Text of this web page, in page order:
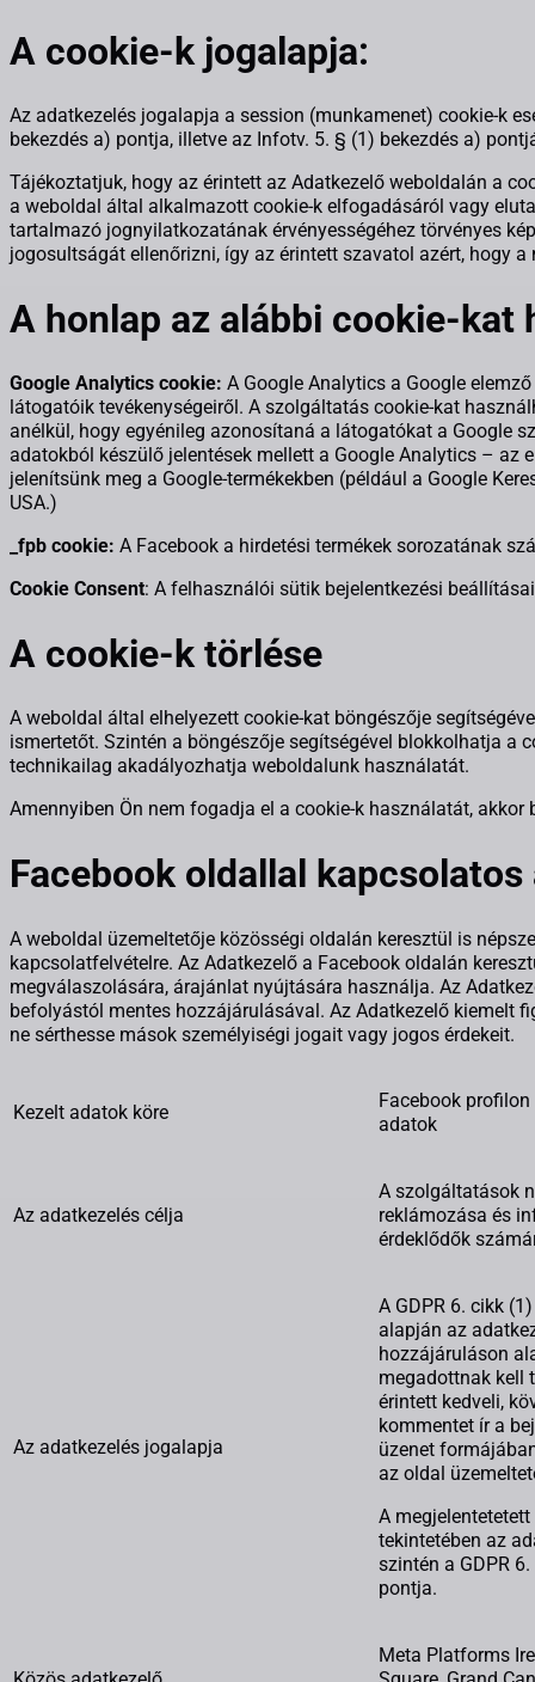
A cookie-k jogalapja:
Az adatkezelés jogalapja a session (munkamenet) cookie-k
bekezdés a) pontja, illetve az Infotv. 5. § (1) bekezdés a)
Tájékoztatjuk, hogy az érintett az Adatkezelő weboldalán a
a weboldal által alkalmazott cookie-k elfogadásáról vagy
tartalmazó jognyilatkozatának érvényességéhez törvényes
jogosultságát ellenőrizni, így az érintett szavatol azért, hogy
A honlap az alábbi cookie-kat
Google Analytics cookie: A Google Analytics a Google
látogatóik tevékenységeiről. A szolgáltatás cookie-kat
anélkül, hogy egyénileg azonosítaná a látogatókat a Google
adatokból készülő jelentések mellett a Google Analytics – az
jelenítsünk meg a Google-termékekben (például a Google
USA.)
_fpb cookie: A Facebook a hirdetési termékek sorozatának
Cookie Consent: A felhasználói sütik bejelentkezési
A cookie-k törlése
A weboldal által elhelyezett cookie-kat böngészője
ismertetőt. Szintén a böngészője segítségével blokkolhatja a
technikailag akadályozhatja weboldalunk használatát.
Amennyiben Ön nem fogadja el a cookie-k használatát,
Facebook oldallal
A weboldal üzemeltetője közösségi oldalán keresztül is
kapcsolatfelvételre. Az Adatkezelő a Facebook oldalán
megválaszolására, árajánlat nyújtására használja. Az
befolyástól mentes hozzájárulásával. Az Adatkezelő kiemelt
ne sérthesse mások személyiségi jogait vagy jogos érdekeit.
Kezelt adatok köre
Facebook
adatok
Az adatkezelés célja
A szolgáltatások
reklámozása és
érdeklődők
Az adatkezelés jogalapja
A GDPR 6. cikk
alapján az
hozzájáruláson
megadottnak kell
érintett kedveli,
kommentet ír a
üzenet
az oldal
A
tekintetében az
szintén a GDPR
pontja.
Meta Platforms